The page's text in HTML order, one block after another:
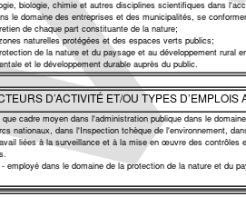
biologie, chimie et autres disciplines scientifiques dans
le domaine des entreprises et des municipalités, se
de chaque part constituante de la nature;
naturelles protégées et des espaces verts publics;
de la nature et du paysage et au développement rural
et le développement durable auprès du public.
D’ACTIVITÉ ET/OU TYPES
cadre moyen dans l'administration publique dans le
nationaux, dans l'Inspection tchèque de l'environnement,
liées à la surveillance et à la mise en œuvre des
employé dans le domaine de la protection de la nature et du